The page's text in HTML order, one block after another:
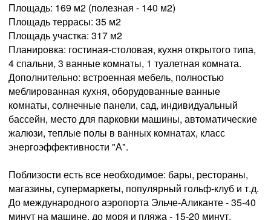
Площадь: 169 м2 (полезная - 140 м2)
Площадь террасы: 35 м2
Площадь участка: 317 м2
Планировка: гостиная-столовая, кухня открытого типа,
4 спальни, 3 ванные комнаты, 1 туалетная комната.
Дополнительно: встроенная мебель, полностью
меблированная кухня, оборудованные ванные
комнаты, солнечные панели, сад, индивидуальный
бассейн, место для парковки машины, автоматические
жалюзи, теплые полы в ванных комнатах, класс
энергоэффективности "А".
Поблизости есть все необходимое: бары, рестораны,
магазины, супермаркеты, популярный гольф-клуб и т.д.
До международного аэропорта Эльче-Аликанте - 35-40
минут на машине, до моря и пляжа - 15-20 минут.